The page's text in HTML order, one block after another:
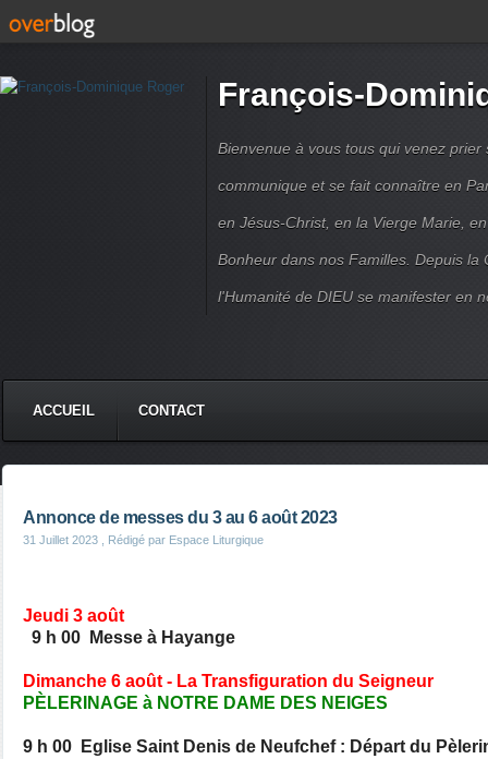
François-
Bienvenue à vous tous qui venez prier
communique et se fait connaître en
en Jésus-Christ, en la Vierge Marie,
Bonheur dans nos Familles. Depuis la
l'Humanité de DIEU se manifester en
ACCUEIL CONTACT
Annonce de messes du 3 au 6 août 2023
31 Juillet 2023 , Rédigé par Espace Liturgique
Jeudi 3 août
9 h 00 Messe à Hayange
Dimanche 6 août - La Transfiguration du Seigneur
PÈLERINAGE à NOTRE DAME DES NEIGES
9 h 00 Eglise Saint Denis de Neufchef : Départ du